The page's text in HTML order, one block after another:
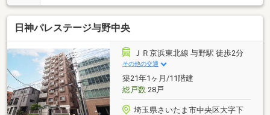
ＬＤＫタイプ南向き住戸陽当たり・眺望良好トランク
ルーム有リフォーム履歴有（２０２３年１０月）・浴
室、洗面化粧台、トイレ交換日照・眺望については永
続的に保証されるものではありません。専有面積には
トランクルーム面積０．７４平米が含まれておりま
す。
日神パレステージ与野中央
ＪＲ京浜東北線 与野駅 徒歩2分
その他の交通
築21年1ヶ月/11階建
総戸数28戸
埼玉県さいたま市中央区大字下